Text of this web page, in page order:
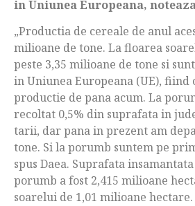
in Uniunea Europeana,
„Productia de cereale de anul
milioane de tone. La floarea
peste 3,35 milioane de tone si
in Uniunea Europeana (UE), fiind
productie de pana acum. La
recoltat 0,5% din suprafata in
tarii, dar pana in prezent am
tone. Si la porumb suntem pe
spus Daea. Suprafata
porumb a fost 2,415 milioane
soarelui de 1,01 milioane hectare.